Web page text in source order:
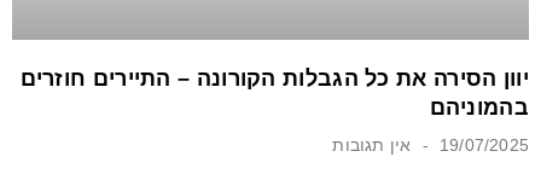
יוון הסירה את כל הגבלות הקורונה – התיירים חוזרים
בהמוניהם
19/07/2025 אין תגובות